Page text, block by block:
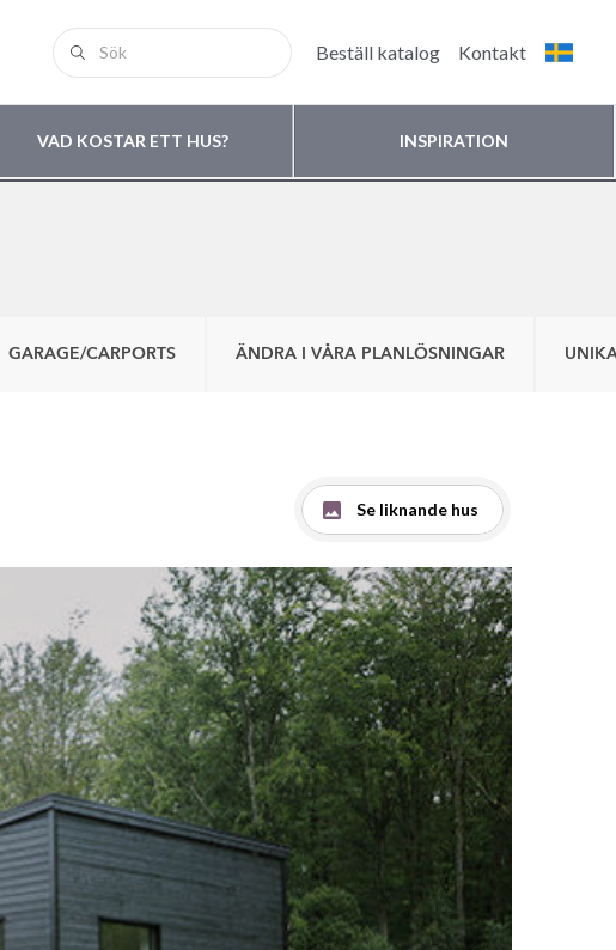
Beställ katalog Kontakt
VAD KOSTAR ETT HUS? INSPIRATION
GARAGE/CARPORTS ÄNDRA I VÅRA PLANLÖSNINGAR
Se liknande hus